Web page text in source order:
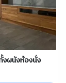
งผนังห้องนั่ง